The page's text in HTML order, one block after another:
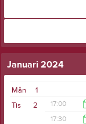
Januari 2024
1
Mån
2
Tis 17:00
17:30